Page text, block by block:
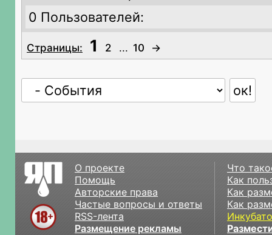
0 Пользователей:
Страницы: 1 2 ... 10 →
О проекте
Помощь
Авторские права
Частые вопросы и ответы
RSS-лента
Размещение рекламы
Что
Как
Как
Как